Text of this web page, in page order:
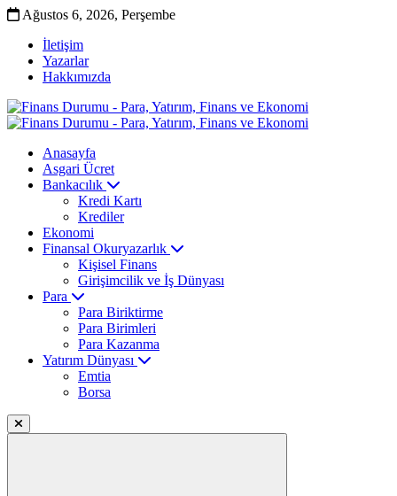
Ağustos 6, 2026, Perşembe
İletişim
Yazarlar
Hakkımızda
Anasayfa
Asgari Ücret
Bankacılık
Kredi Kartı
Krediler
Ekonomi
Finansal Okuryazarlık
Kişisel Finans
Girişimcilik ve İş Dünyası
Para
Para Biriktirme
Para Birimleri
Para Kazanma
Yatırım Dünyası
Emtia
Borsa